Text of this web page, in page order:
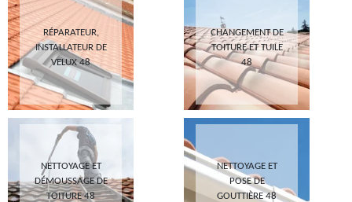
RÉPARATEUR,
INSTALLATEUR DE
VELUX 48
CHANGEMENT DE
TOITURE ET TUILE
48
NETTOYAGE ET
DÉMOUSSAGE DE
TOITURE 48
NETTOYAGE ET
POSE DE
GOUTTIÈRE 48